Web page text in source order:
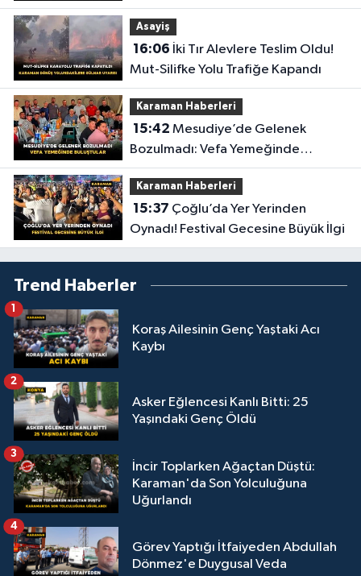
Asayiş
16:06
Mut-Silifke Yolu Trafiğe Kapandı
Karaman Haberleri
15:42
Bozulmadı: Vefa Yemeğinde
Buluştular
Karaman Haberleri
15:37
Oynadı! Festival Gecesine Büyük İlgi
Trend Haberler
Koraş Ailesinin Genç Yaştaki Acı
Kaybı
1
Asker Eğlencesi Kanlı Bitti: 25
Yaşındaki Genç Öldü
2
İncir Toplarken Ağaçtan Düştü:
Karaman'da Son Yolculuğuna
Uğurlandı
3
Görev Yaptığı İtfaiyeden Abdullah
Dönmez'e Duygusal Veda
4